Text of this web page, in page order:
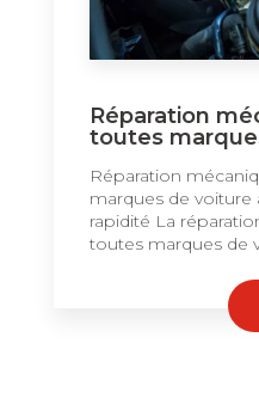
Réparation
toutes
Réparation
marques de voiture
rapidité La
toutes marques de